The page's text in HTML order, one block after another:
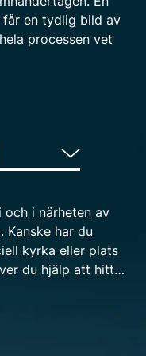
en tydlig bild av
processen vet
i närheten av
Kanske har du
kyrka eller plats
du hjälp att hitta
vi på Fenix